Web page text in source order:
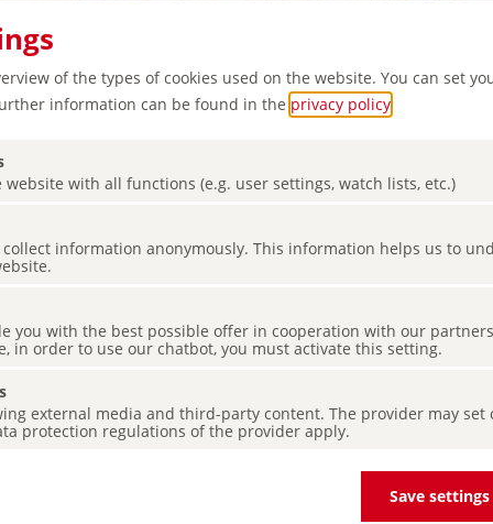
of the types of cookies used on the website. You can set
information can be found in the privacy policy
website with all functions (e.g. user settings, watch lists, etc.)
collect information anonymously. This information helps us to
you with the best possible offer in cooperation with our
in order to use our chatbot, you must activate this setting.
external media and third-party content. The provider may set
protection regulations of the provider apply.
Save settings
del